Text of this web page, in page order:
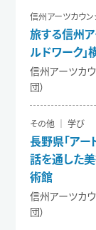
信州アーツカウン
旅する信州
ルドワーク」
信州アーツカ
団）
その他 ｜ 学び
長野県「ア
話を通した
術館
信州アーツカ
団）